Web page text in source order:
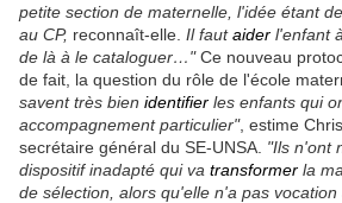
petite section de maternelle, l'idée étant
au CP, reconnaît-elle. Il fautaider l'enfant à
de là à le cataloguer…"Ce nouveau
de fait, la question du rôle de l'école
savent très bien identifier les enfants qui
accompagnement particulier", estime
secrétaire général du SE-UNSA. "Ils n'ont
dispositif inadapté qui va transformer la
de sélection, alors qu'elle n'a pas vocation